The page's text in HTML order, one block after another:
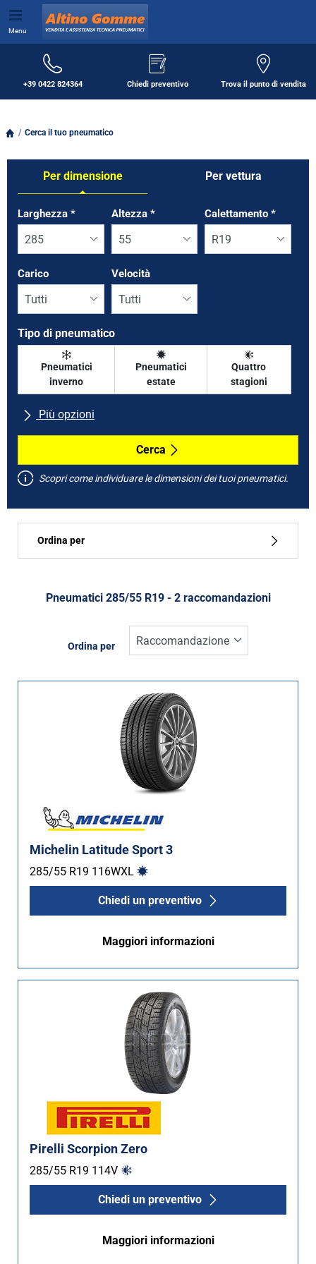
Menu
+39 0422 824364 Chiedi preventivo Trova il punto di vendita
Cerca il tuo pneumatico
Per dimensione Per vettura
Tab updated: Per dimensione
Larghezza * Altezza * Calettamento*
Carico Velocità
Tipo di pneumatico
Pneumatici
inverno
Pneumatici
estate
Quattro
stagioni
Più opzioni
Tutte le marche
Tipo di vettura
Run flat
Cerca
Scopri come individuare le dimensioni dei tuoi pneumatici.
Ordina per
Tipo di pneumatico
Inverno (0)
Quattro stagioni (1)
4X4 (2)
Furgone (0)
Camper (0)
Run flat
Runflat (0)
Non Run flat (2)
Pneumatici ‎285/55 R19 - 2 raccomandazioni
Ordina per
Michelin Latitude Sport 3
285/55 R19 116WXL
Chiedi un preventivo
Maggiori informazioni
Pirelli Scorpion Zero
285/55 R19 114V
Chiedi un preventivo
Maggiori informazioni